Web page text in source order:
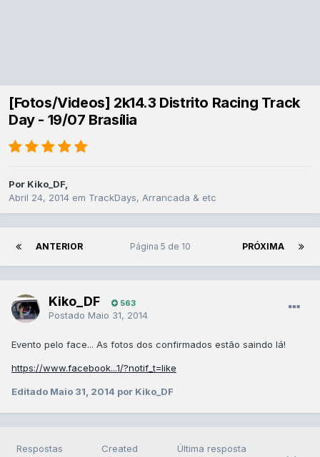
[Fotos/Videos] 2k14.3 Distrito Racing Track
Day - 19/07 Brasília
Por Kiko_DF,
Abril 24, 2014 em TrackDays, Arrancada & etc
ANTERIOR PRÓXIMA
Página 5 de 10
Kiko_DF 563
Postado Maio 31, 2014
Evento pelo face... As fotos dos confirmados estão saindo lá!
https://www.facebook...1/?notif_t=like
Editado Maio 31, 2014 por Kiko_DF
Respostas Created Última resposta